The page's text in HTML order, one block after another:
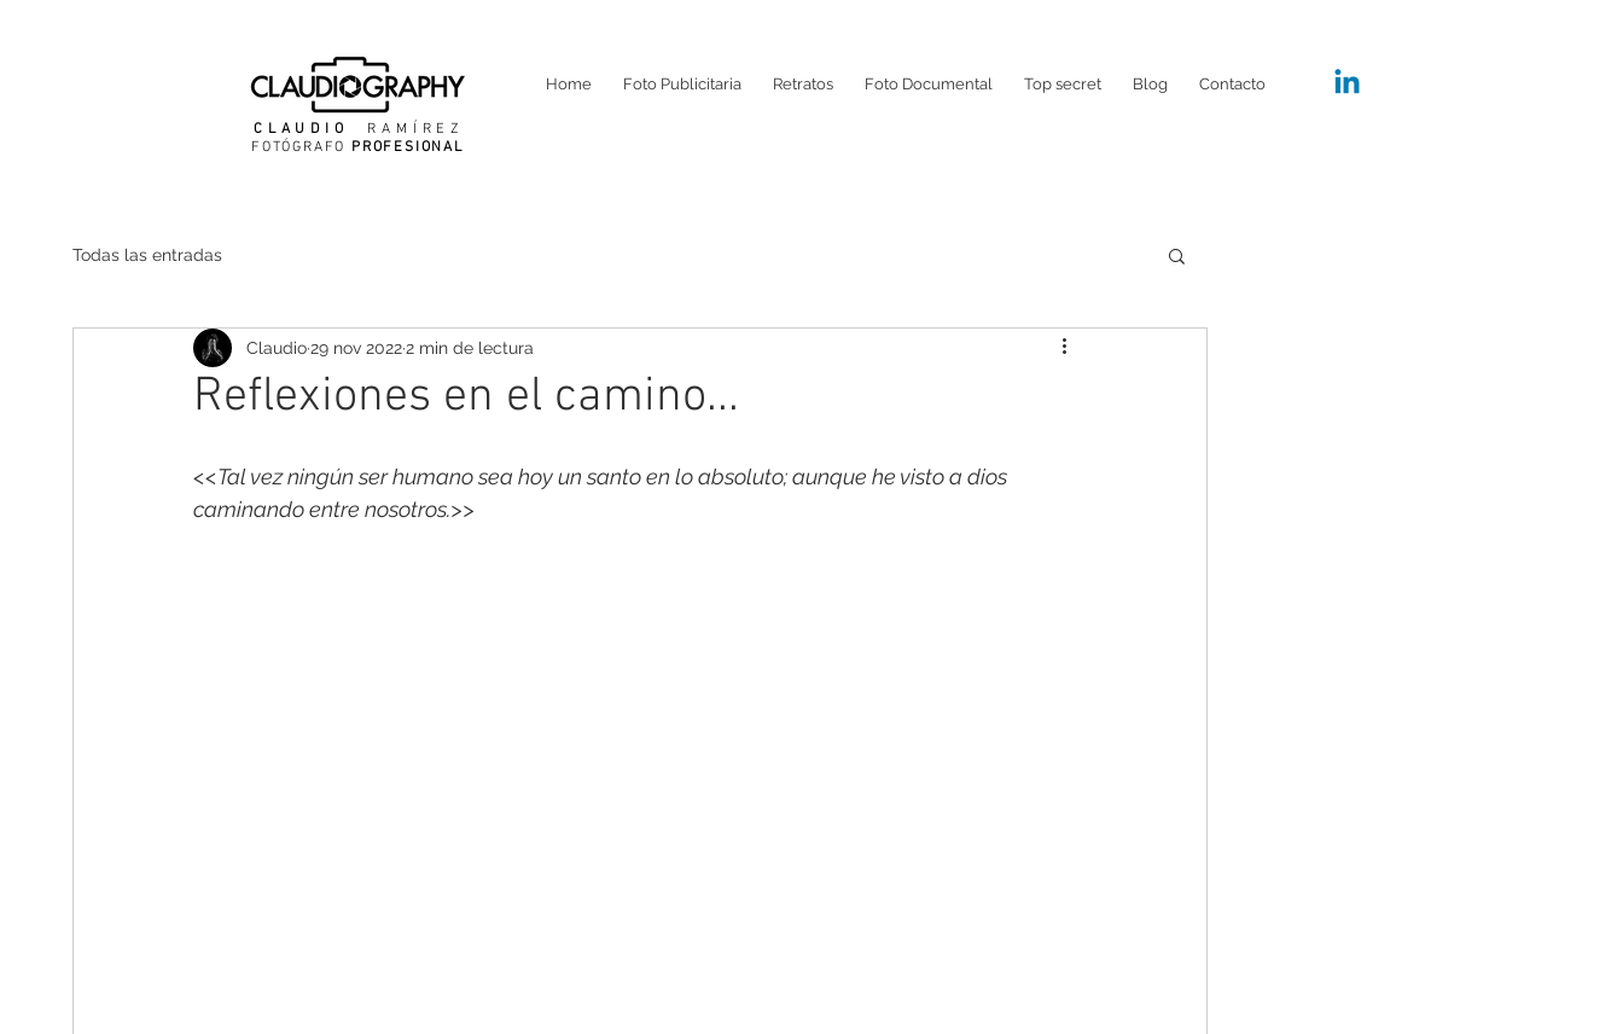
CLAUDIO RAMÍREZ
Home Foto Publicitaria Retratos Foto Documental Top secret Blog Contacto
FOTÓGRAFO PROFESIONAL
Todas las entradas
Reflexiones en el camino...
Claudio29 nov 20222 min de lectura
<<Tal vez ningún ser humano sea hoy un santo en lo absoluto; aunque he visto a dios
caminando entre nosotros.>>